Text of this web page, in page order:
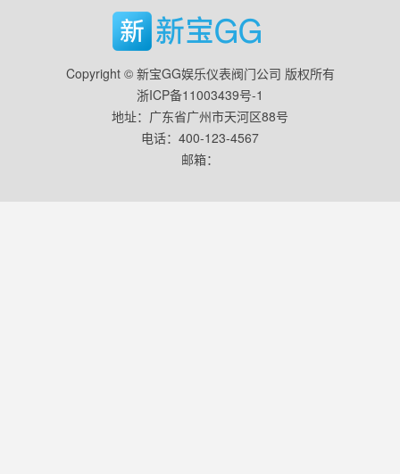
Copyright © 新宝GG娱乐仪表阀门公司 版权所有
浙ICP备11003439号-1
地址：广东省广州市天河区88号
电话：400-123-4567
邮箱：